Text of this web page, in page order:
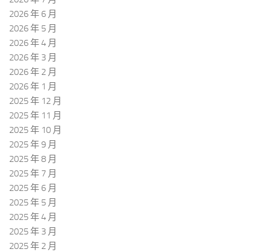
2026 年 6 月
2026 年 5 月
2026 年 4 月
2026 年 3 月
2026 年 2 月
2026 年 1 月
2025 年 12 月
2025 年 11 月
2025 年 10 月
2025 年 9 月
2025 年 8 月
2025 年 7 月
2025 年 6 月
2025 年 5 月
2025 年 4 月
2025 年 3 月
2025 年 2 月